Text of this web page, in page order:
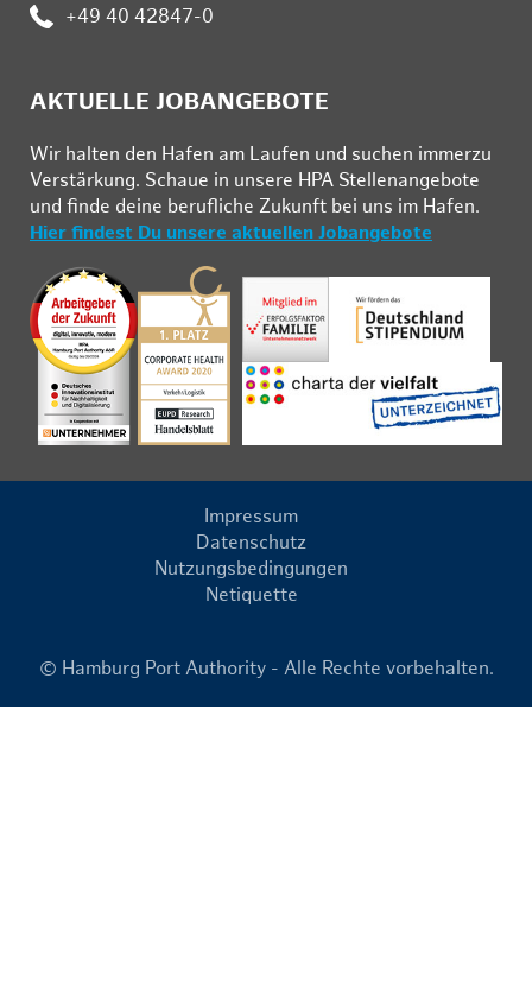
Telefon:
+49 40 42847-0
AKTUELLE JOBANGEBOTE
Wir hal­ten den Ha­fen am Lau­fen und su­chen im­mer­zu
Ver­stär­kung. Schau­e in un­se­re HPA Stel­len­an­ge­bo­te
und fin­de deine be­ruf­li­che Zu­kunft bei uns im Ha­fen.
Hier findest Du unsere aktuellen Jobangebote
Impressum
Datenschutz
Nutzungsbedingungen
Netiquette
© Hamburg Port Authority - Alle Rechte vorbehalten.